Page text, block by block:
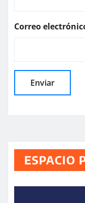
Correo
ESPACIO